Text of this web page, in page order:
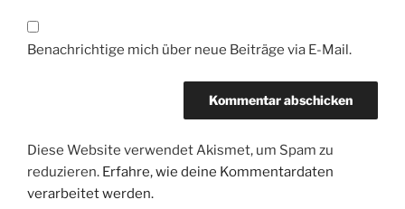
Benachrichtige mich über neue Beiträge via E-Mail.
Diese Website verwendet Akismet, um Spam zu
reduzieren. Erfahre, wie deine Kommentardaten
verarbeitet werden.